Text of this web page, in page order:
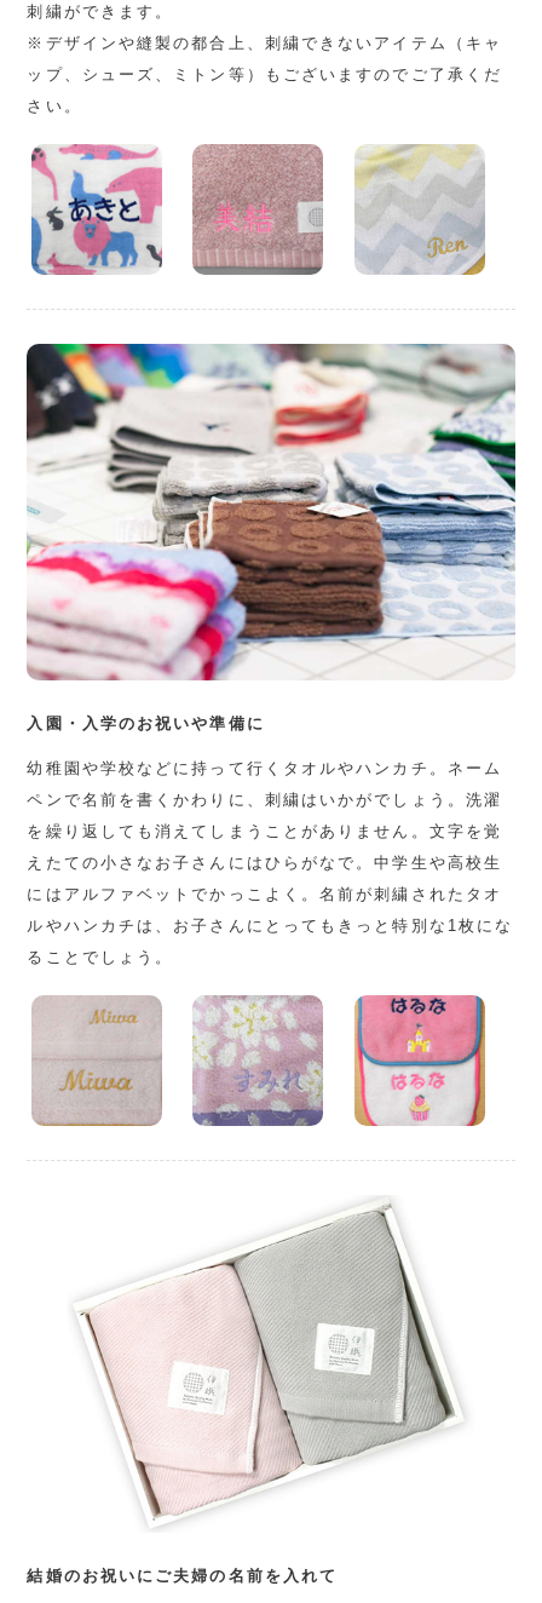
刺繍ができます。
※デザインや縫製の都合上、刺繍できないアイテム（キャ
ップ、シューズ、ミトン等）もございますのでご了承くだ
さい。
入園・入学のお祝いや準備に
幼稚園や学校などに持って行くタオルやハンカチ。ネーム
ペンで名前を書くかわりに、刺繍はいかがでしょう。洗濯
を繰り返しても消えてしまうことがありません。文字を覚
えたての小さなお子さんにはひらがなで。中学生や高校生
にはアルファベットでかっこよく。名前が刺繍されたタオ
ルやハンカチは、お子さんにとってもきっと特別な1枚にな
ることでしょう。
結婚のお祝いにご夫婦の名前を入れて